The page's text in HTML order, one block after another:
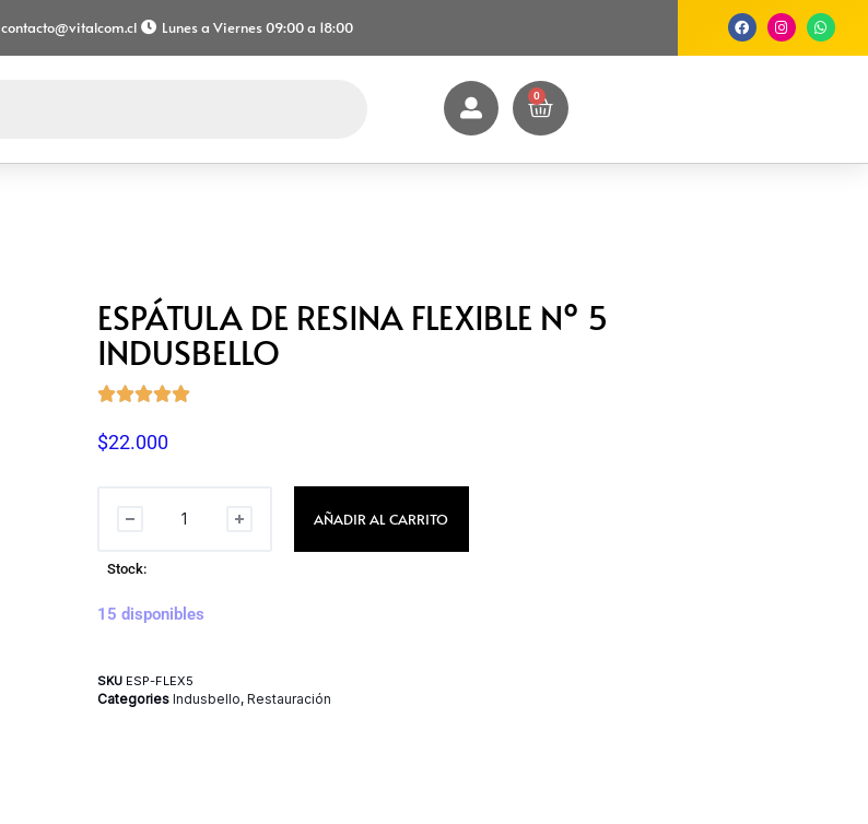
contacto@vitalcom.cl Lunes a Viernes 09:00 a 18:00
0
ESPÁTULA DE RESINA FLEXIBLE Nº 5
INDUSBELLO

$22.000
AÑADIR AL CARRITO
Stock:
15 disponibles
SKU ESP-FLEX5
Categories Indusbello, Restauración